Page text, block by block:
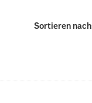
Sortieren nach